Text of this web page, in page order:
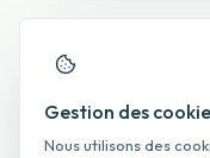
Autres
Denis
Gestion des
Nous utilisons des